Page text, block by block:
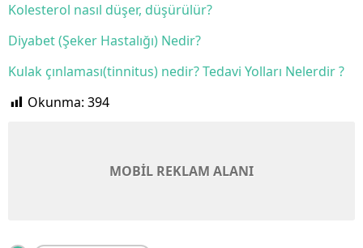
Kolesterol nasıl düşer, düşürülür?
Diyabet (Şeker Hastalığı) Nedir?
Kulak çınlaması(tinnitus) nedir? Tedavi Yolları Nelerdir ?
Okunma: 394
MOBİL REKLAM ALANI